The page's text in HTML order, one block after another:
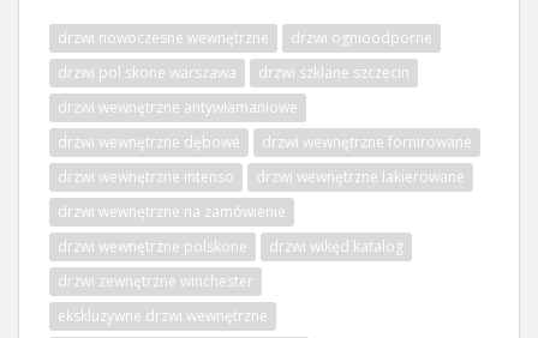
drzwi nowoczesne wewnętrzne
drzwi ognioodporne
drzwi pol skone warszawa
drzwi szklane szczecin
drzwi wewnętrzne antywłamaniowe
drzwi wewnętrzne dębowe
drzwi wewnętrzne fornirowane
drzwi wewnętrzne intenso
drzwi wewnętrzne lakierowane
drzwi wewnętrzne na zamówienie
drzwi wewnętrzne polskone
drzwi wikęd katalog
drzwi zewnętrzne winchester
ekskluzywne drzwi wewnętrzne